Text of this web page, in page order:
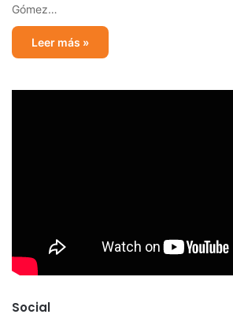
Gómez…
Leer más »
Social